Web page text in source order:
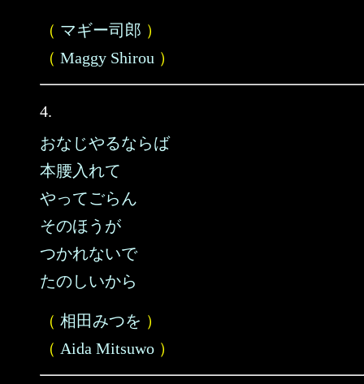
（ マギー司郎 ）
（ Maggy Shirou ）
4.
おなじやるならば
本腰入れて
やってごらん
そのほうが
つかれないで
たのしいから
（ 相田みつを ）
（ Aida Mitsuwo ）